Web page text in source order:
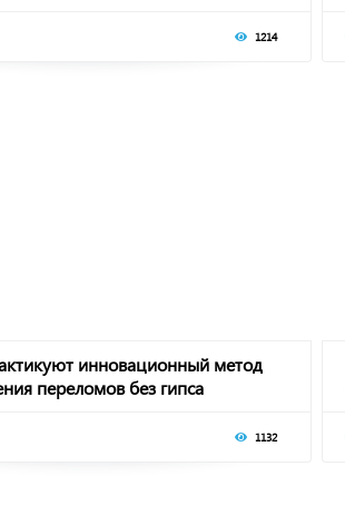
1214
инновационный метод
переломов без гипса
1132